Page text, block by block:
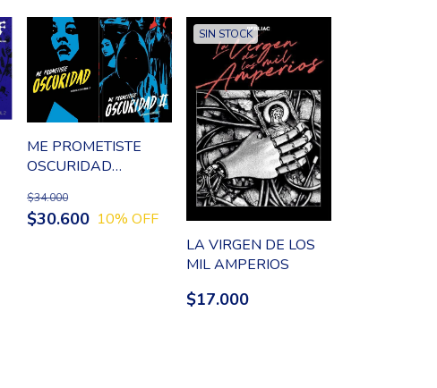
ME PROMETISTE
OSCURIDAD
$30.600
$34.000
10% OFF
SIN STOCK
LA VIRGEN DE LOS
MIL AMPERIOS
$17.000